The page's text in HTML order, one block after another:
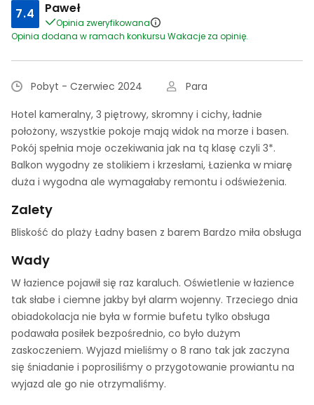
7.4 Paweł
Opinia zweryfikowana
Opinia dodana w ramach konkursu Wakacje za opinię.
Pobyt - Czerwiec 2024
Para
Hotel kameralny, 3 piętrowy, skromny i cichy, ładnie
położony, wszystkie pokoje mają widok na morze i basen.
Pokój spełnia moje oczekiwania jak na tą klasę czyli 3*.
Balkon wygodny ze stolikiem i krzesłami, Łazienka w miarę
duża i wygodna ale wymagałaby remontu i odświeżenia.
Zalety
Bliskość do plaży Ładny basen z barem Bardzo miła obsługa
Wady
W łazience pojawił się raz karaluch. Oświetlenie w łazience
tak słabe i ciemne jakby był alarm wojenny. Trzeciego dnia
obiadokolacja nie była w formie bufetu tylko obsługa
podawała posiłek bezpośrednio, co było dużym
zaskoczeniem. Wyjazd mieliśmy o 8 rano tak jak zaczyna
się śniadanie i poprosiliśmy o przygotowanie prowiantu na
wyjazd ale go nie otrzymaliśmy.